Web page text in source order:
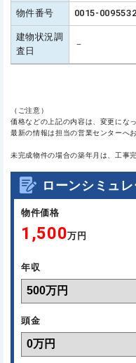
物件番号 0015-
建物状況調
査日
－
（ご注意）
価格などの上記の内容は、変更にな
最新の情報は担当の営業センターへ
未完成物件の場合の築年月は、工事
ローンシミュレ
物件価格
1,500万円
年収
頭金